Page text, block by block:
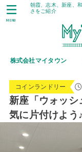
朝霞、志木、新座、
さをご紹介
株式会社マイタウン
MENU
コインランドリー
新座「ウォッ
気に片付けよう♪